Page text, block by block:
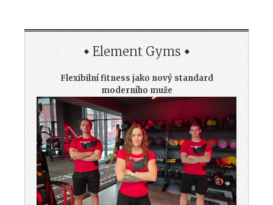
Element Gyms
Flexibilní fitness jako nový standard
moderního muže